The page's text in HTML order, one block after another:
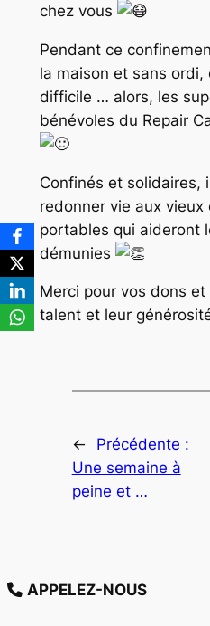
chez vous
Pendant ce
la maison et sans ordi,
difficile … alors, les
bénévoles du Repair
Confinés et solidaires,
redonner vie aux vieux
portables qui aideront
démunies
Merci pour vos dons
talent et leur
←
Précédente :
Une semaine à
peine et …
APPELEZ-NOUS